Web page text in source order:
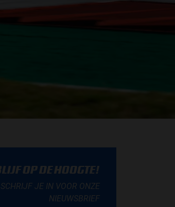
OP DE HOOGTE!
SCHRIJF JE IN VOOR ONZE
NIEUWSBRIEF